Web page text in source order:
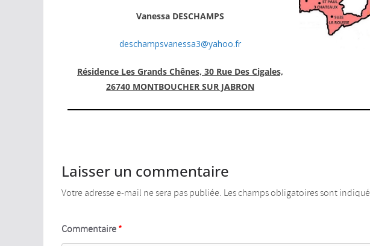
Vanessa DESCHAMPS
deschampsvanessa3@yahoo.fr
Résidence Les Grands Chênes, 30 Rue Des Cigales,
26740 MONTBOUCHER SUR JABRON
Laisser un commentaire
Votre adresse e-mail ne sera pas publiée. Les champs obligatoires sont
Commentaire*